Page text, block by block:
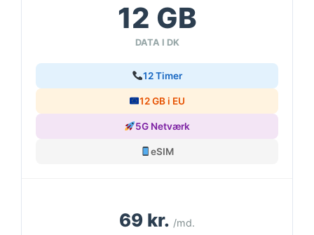
12 GB
DATA I DK
12 Timer
12 GB i EU
5G Netværk
eSIM
69 kr. /md.